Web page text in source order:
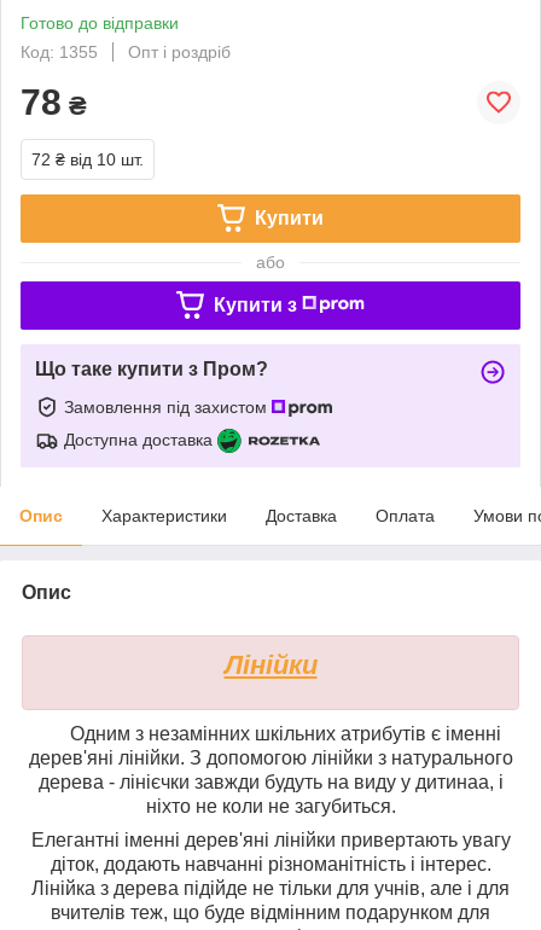
Готово до відправки
Код: 1355
Опт і роздріб
78 ₴
72 ₴ від 10 шт.
Купити
або
Купити з
Що таке купити з Пром?
Замовлення під захистом
Доступна доставка
Опис Характеристики Доставка Оплата Умови
Опис
Лінійки
Одним з незамінних шкільних атрибутів є іменні
дерев'яні лінійки. З допомогою лінійки з натурального
дерева - лінієчки завжди будуть на виду у дитинаа, і
ніхто не коли не загубиться.
Елегантні іменні дерев'яні лінійки привертають увагу
діток, додають навчанні різноманітність і інтерес.
Лінійка з дерева підійде не тільки для учнів, але і для
вчителів теж, що буде відмінним подарунком для